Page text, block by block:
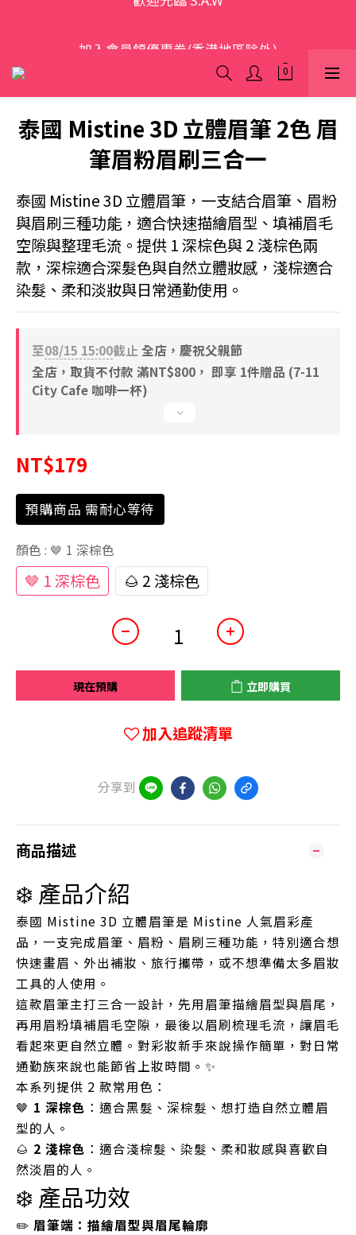
本網站為跨境購物平台，顧客消費行為屬「個人進口貨
歡迎光臨 S.A.W
泰國 Mistine 3D 立體眉筆 2色 眉
筆眉粉眉刷三合一
泰國 Mistine 3D 立體眉筆，一支結合眉筆、眉粉
與眉刷三種功能，適合快速描繪眉型、填補眉毛
空隙與整理毛流。提供 1 深棕色與 2 淺棕色兩
款，深棕適合深髮色與自然立體妝感，淺棕適合
染髮、柔和淡妝與日常通勤使用。
至08/15 15:00截止 全店，慶祝父親節
全店，取貨不付款 滿NT$800， 即享 1件贈品 (7-11
City Cafe 咖啡一杯)
NT$179
預購商品 需耐心等待
顏色 : 🤎 1 深棕色
🤎 1 深棕色 🌰 2 淺棕色
現在預購 立即購買
加入追蹤清單
分享到
商品描述
❄️ 產品介紹
泰國 Mistine 3D 立體眉筆是 Mistine 人氣眉彩產
品，一支完成眉筆、眉粉、眉刷三種功能，特別適合想
快速畫眉、外出補妝、旅行攜帶，或不想準備太多眉妝
工具的人使用。
這款眉筆主打三合一設計，先用眉筆描繪眉型與眉尾，
再用眉粉填補眉毛空隙，最後以眉刷梳理毛流，讓眉毛
看起來更自然立體。對彩妝新手來說操作簡單，對日常
通勤族來說也能節省上妝時間。✨
本系列提供 2 款常用色：
🤎 1 深棕色 ：適合黑髮、深棕髮、想打造自然立體眉
型的人。
🌰 2 淺棕色 ：適合淺棕髮、染髮、柔和妝感與喜歡自
然淡眉的人。
❄️ 產品功效
✏️ 眉筆端：描繪眉型與眉尾輪廓